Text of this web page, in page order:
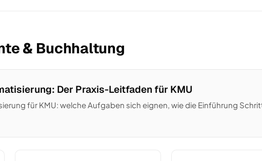
& Buchhaltung
Der Praxis-Leitfaden für KMU
für KMU: welche Aufgaben sich eignen, wie die Einführung